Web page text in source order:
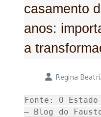
casamento
anos:
a
Detalhes Regina
Fonte: O
– Blog do